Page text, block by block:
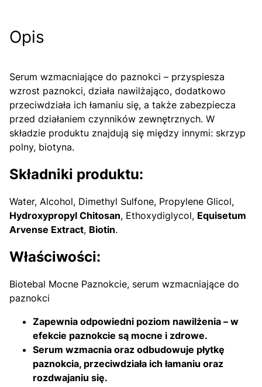
Opis
Serum wzmacniające do paznokci – przyspiesza
wzrost paznokci, działa nawilżająco, dodatkowo
przeciwdziała ich łamaniu się, a także zabezpiecza
przed działaniem czynników zewnętrznych. W
składzie produktu znajdują się między innymi: skrzyp
polny, biotyna.
Składniki produktu:
Water, Alcohol, Dimethyl Sulfone, Propylene Glicol,
Hydroxypropyl Chitosan, Ethoxydiglycol, Equisetum
Arvense Extract, Biotin.
Właściwości:
Biotebal Mocne Paznokcie, serum wzmacniające do
paznokci
Zapewnia odpowiedni poziom nawilżenia – w
efekcie paznokcie są mocne i zdrowe.
Serum wzmacnia oraz odbudowuje płytkę
paznokcia, przeciwdziała ich łamaniu oraz
rozdwajaniu się.